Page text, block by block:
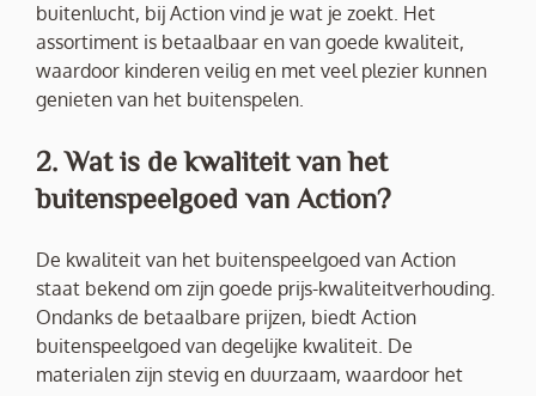
buitenlucht, bij Action vind je wat je zoekt. Het
assortiment is betaalbaar en van goede kwaliteit,
waardoor kinderen veilig en met veel plezier kunnen
genieten van het buitenspelen.
2. Wat is de kwaliteit van het
buitenspeelgoed van Action?
De kwaliteit van het buitenspeelgoed van Action
staat bekend om zijn goede prijs-kwaliteitverhouding.
Ondanks de betaalbare prijzen, biedt Action
buitenspeelgoed van degelijke kwaliteit. De
materialen zijn stevig en duurzaam, waardoor het